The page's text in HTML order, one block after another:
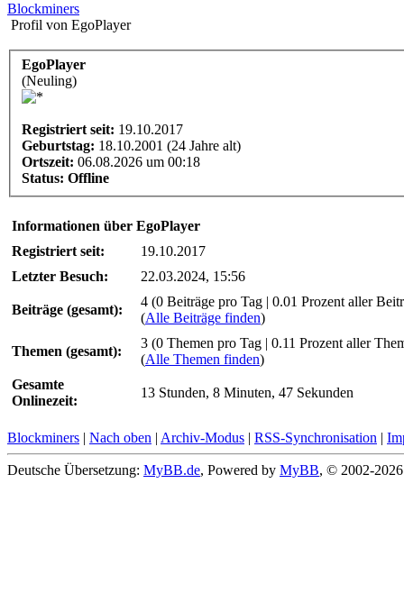
Blockminers
Profil von EgoPlayer
EgoPlayer
(Neuling)
Registriert seit: 19.10.2017
Geburtstag: 18.10.2001 (24 Jahre alt)
Ortszeit: 06.08.2026 um 00:18
Status: Offline
Informationen über EgoPlayer
Registriert seit:
19.10.2017
Letzter Besuch:
22.03.2024, 15:56
Beiträge (gesamt):
4 (0 Beiträge pro Tag | 0.01 Prozent aller
(Alle Beiträge finden)
Themen (gesamt):
3 (0 Themen pro Tag | 0.11 Prozent aller
(Alle Themen finden)
Gesamte
Onlinezeit:
13 Stunden, 8 Minuten, 47 Sekunden
Blockminers | Nach oben | Archiv-Modus | RSS-Synchronisation |
Deutsche Übersetzung: MyBB.de, Powered by MyBB, © 2002-